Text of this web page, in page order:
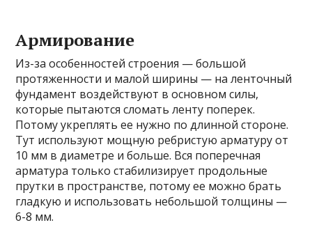
Армирование
Из-за особенностей строения — большой
протяженности и малой ширины — на ленточный
фундамент воздействуют в основном силы,
которые пытаются сломать ленту поперек.
Потому укреплять ее нужно по длинной стороне.
Тут используют мощную ребристую арматуру от
10 мм в диаметре и больше. Вся поперечная
арматура только стабилизирует продольные
прутки в пространстве, потому ее можно брать
гладкую и использовать небольшой толщины —
6-8 мм.